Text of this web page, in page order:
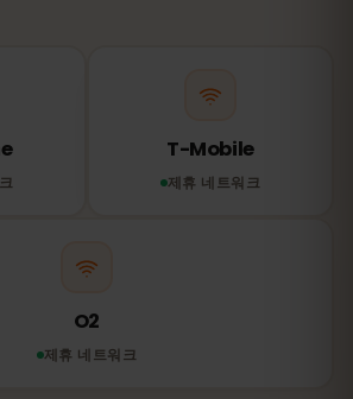
T-Mobile
제휴 네트워크
O2
제휴 네트워크